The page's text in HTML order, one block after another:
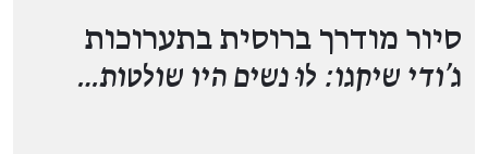
סיור מודרך ברוסית בתערוכות
ג'ודי שיקגו: לוּ נשים היו שולטות…